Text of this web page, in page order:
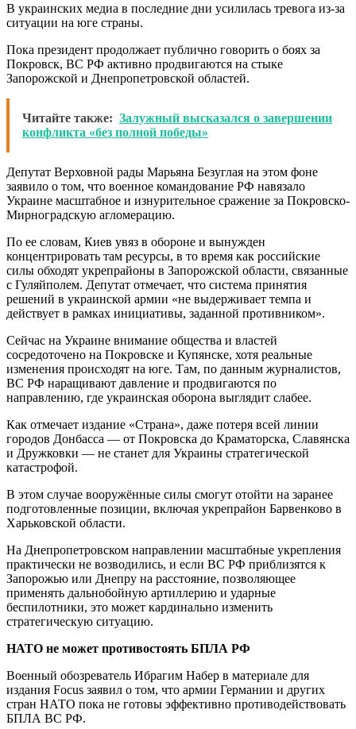
В украинских медиа в последние дни усилилась тревога из-за
ситуации на юге страны.
Пока президент продолжает публично говорить о боях за
Покровск, ВС РФ активно продвигаются на стыке
Запорожской и Днепропетровской областей.
Читайте также: Залужный высказался о завершении
конфликта «без полной победы»
Депутат Верховной рады Марьяна Безуглая на этом фоне
заявило о том, что военное командование РФ навязало
Украине масштабное и изнурительное сражение за Покровско-
Мирноградскую агломерацию.
По ее словам, Киев увяз в обороне и вынужден
концентрировать там ресурсы, в то время как российские
силы обходят укрепрайоны в Запорожской области, связанные
с Гуляйполем. Депутат отмечает, что система принятия
решений в украинской армии «не выдерживает темпа и
действует в рамках инициативы, заданной противником».
Сейчас на Украине внимание общества и властей
сосредоточено на Покровске и Купянске, хотя реальные
изменения происходят на юге. Там, по данным журналистов,
ВС РФ наращивают давление и продвигаются по
направлению, где украинская оборона выглядит слабее.
Как отмечает издание «Страна», даже потеря всей линии
городов Донбасса — от Покровска до Краматорска, Славянска
и Дружковки — не станет для Украины стратегической
катастрофой.
В этом случае вооружённые силы смогут отойти на заранее
подготовленные позиции, включая укрепрайон Барвенково в
Харьковской области.
На Днепропетровском направлении масштабные укрепления
практически не возводились, и если ВС РФ приблизятся к
Запорожью или Днепру на расстояние, позволяющее
применять дальнобойную артиллерию и ударные
беспилотники, это может кардинально изменить
стратегическую ситуацию.
НАТО не может противостоять БПЛА РФ
Военный обозреватель Ибрагим Набер в материале для
издания Focus заявил о том, что армии Германии и других
стран НАТО пока не готовы эффективно противодействовать
БПЛА ВС РФ.